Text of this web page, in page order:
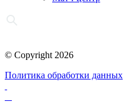
© Copyright 2026
Политика обработки данных